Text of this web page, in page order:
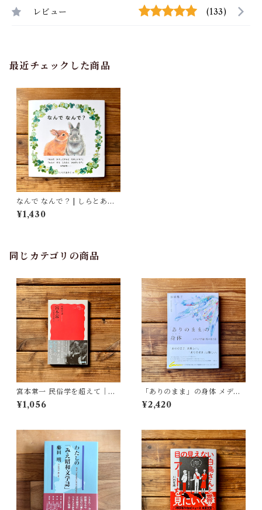
レビュー (133)
最近チェックした商品
なんで なんで？ | しらとあき
こ
¥1,430
同じカテゴリの商品
宮本常一 民俗学を超えて｜木
村 哲也
¥1,056
「ありのまま」の身体 メディ
アが描く私の見た目 | 藤嶋 陽
子(著)
¥2,420